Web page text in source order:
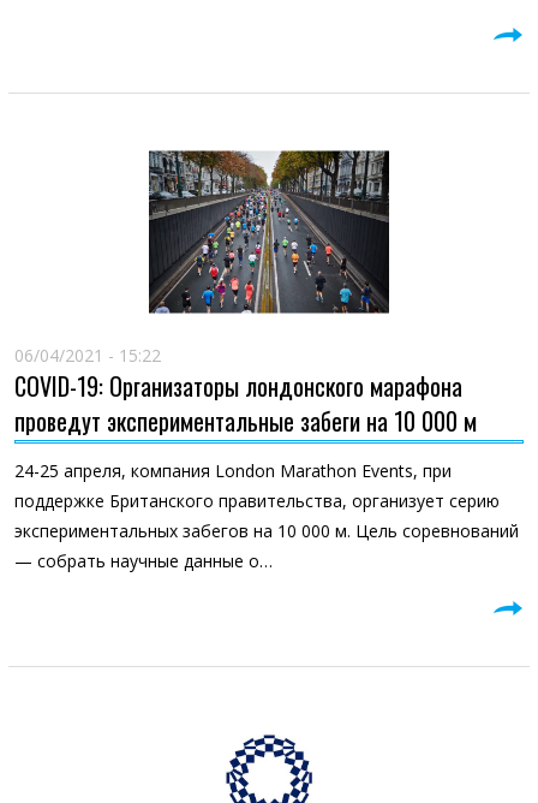
06/04/2021 - 15:22
COVID-19: Организаторы лондонского марафона
проведут экспериментальные забеги на 10 000 м
24-25 апреля, компания London Marathon Events, при
поддержке Британского правительства, организует серию
экспериментальных забегов на 10 000 м. Цель соревнований
— собрать научные данные о…